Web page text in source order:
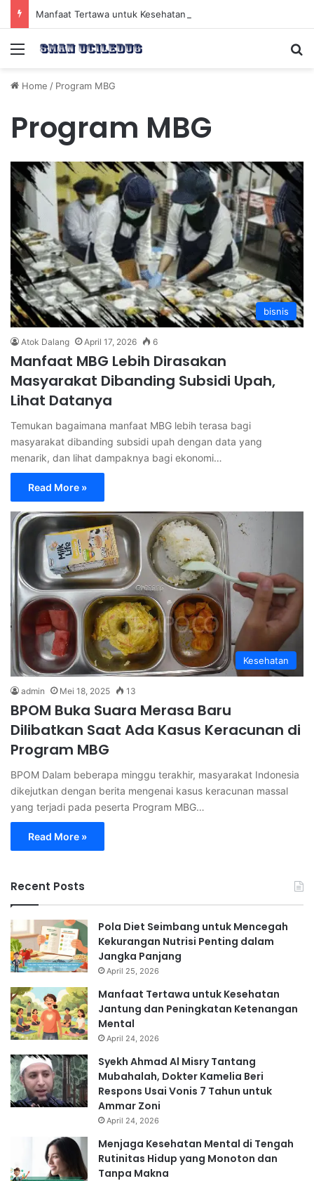
Menu
Home / Program MBG
Program MBG
bisnis
Atok Dalang April 17, 2026 6
Manfaat MBG Lebih Dirasakan
Masyarakat Dibanding Subsidi Upah,
Lihat Datanya
Temukan bagaimana manfaat MBG lebih terasa bagi
masyarakat dibanding subsidi upah dengan data yang
menarik, dan lihat dampaknya bagi ekonomi…
Read More »
Kesehatan
admin Mei 18, 2025 13
BPOM Buka Suara Merasa Baru
Dilibatkan Saat Ada Kasus Keracunan di
Program MBG
BPOM Dalam beberapa minggu terakhir, masyarakat Indonesia
dikejutkan dengan berita mengenai kasus keracunan massal
yang terjadi pada peserta Program MBG…
Read More »
Recent Posts
Pola Diet Seimbang untuk Mencegah
Kekurangan Nutrisi Penting dalam
Jangka Panjang
April 25, 2026
Manfaat Tertawa untuk Kesehatan
Jantung dan Peningkatan Ketenangan
Mental
April 24, 2026
Syekh Ahmad Al Misry Tantang
Mubahalah, Dokter Kamelia Beri
Respons Usai Vonis 7 Tahun untuk
Ammar Zoni
April 24, 2026
Menjaga Kesehatan Mental di Tengah
Rutinitas Hidup yang Monoton dan
Tanpa Makna